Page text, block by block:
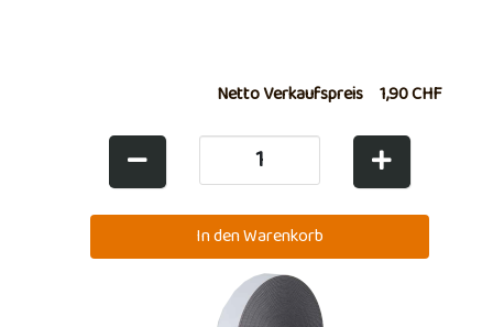
Netto Verkaufspreis 1,90 CHF